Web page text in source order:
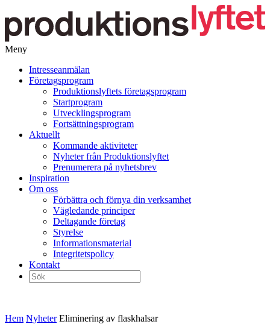
Meny
vidare
Intresseanmälan
Företagsprogram
Produktionslyftets företagsprogram
Startprogram
Utvecklingsprogram
Fortsättningsprogram
Aktuellt
Kommande aktiviteter
Nyheter från Produktionslyftet
Prenumerera på nyhetsbrev
Inspiration
Om oss
Förbättra och förnya din verksamhet
Vägledande principer
Deltagande företag
Styrelse
Informationsmaterial
Integritetspolicy
Kontakt
Sök
efter:
Hem Nyheter Eliminering av flaskhalsar